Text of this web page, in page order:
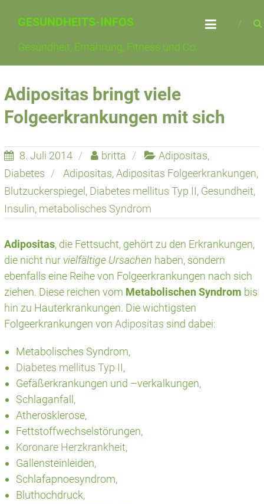
GESUNDHEITS-INFOS
Gesundheit, Ernährung, Fitness und Co.
Adipositas bringt viele
Folgeerkrankungen mit sich
8. Juli 2014 britta Adipositas,
Diabetes
Adipositas,Adipositas Folgeerkrankungen,
Blutzuckerspiegel , Diabetes mellitus Typ II, Gesundheit,
Insulin, metabolisches Syndrom
Adipositas, die Fettsucht, gehört zu den Erkrankungen,
die nicht nur vielfältige Ursachen haben, sondern
ebenfalls eine Reihe von Folgeerkrankungen nach sich
ziehen. Diese reichen vom Metabolischen Syndrom bis
hin zu Hauterkrankungen. Die wichtigsten
Folgeerkrankungen von Adipositas sind dabei:
Metabolisches Syndrom,
Diabetes mellitus Typ II,
Gefäßerkrankungen und –verkalkungen,
Schlaganfall,
Atherosklerose,
Fettstoffwechselstörungen,
Koronare Herzkrankheit,
Gallensteinleiden,
Schlafapnoesyndrom,
Bluthochdruck,